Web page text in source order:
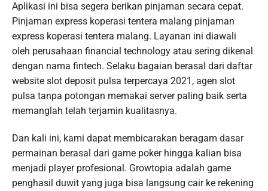
Aplikasi ini bisa segera berikan pinjaman secara cepat.
Pinjaman express koperasi tentera malang pinjaman
express koperasi tentera malang. Layanan ini diawali
oleh perusahaan financial technology atau sering dikenal
dengan nama fintech. Selaku bagaian berasal dari daftar
website slot deposit pulsa terpercaya 2021, agen slot
pulsa tanpa potongan memakai server paling baik serta
memanglah telah terjamin kualitasnya.
Dan kali ini, kami dapat membicarakan beragam dasar
permainan berasal dari game poker hingga kalian bisa
menjadi player profesional. Growtopia adalah game
penghasil duwit yang juga bisa langsung cair ke rekening